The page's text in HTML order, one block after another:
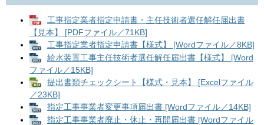
工事指定業者指定申請書・主任技術者選任解任届出書
【見本】 [PDFファイル／71KB]
工事指定業者指定申請書【様式】 [Wordファイル／8KB]
給水装置工事主任技術者選任解任届出書【様式】 [Word
ファイル／15KB]
提出書類チェックシート【様式・見本】 [Excelファイル
／23KB]
指定工事事業者変更事項届出書 [Wordファイル／14KB]
指定工事事業者廃止・休止・再開届出書 [Wordファイル